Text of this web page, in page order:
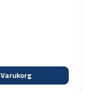
Varukorg